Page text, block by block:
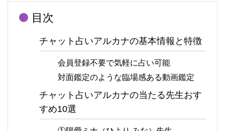
目次
チャット占いアルカナの基本情報と特徴
会員登録不要で気軽に占い可能
対面鑑定のような臨場感ある動画鑑定
チャット占いアルカナの当たる先生おす
すめ10選